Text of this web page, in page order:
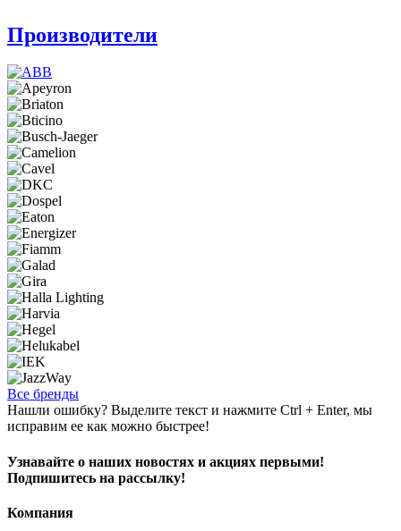
Производители
Все бренды
Нашли ошибку? Выделите текст и нажмите Ctrl + Enter, мы
исправим ее как можно быстрее!
Узнавайте о наших новостях и акциях первыми!
Подпишитесь на рассылку!
Компания